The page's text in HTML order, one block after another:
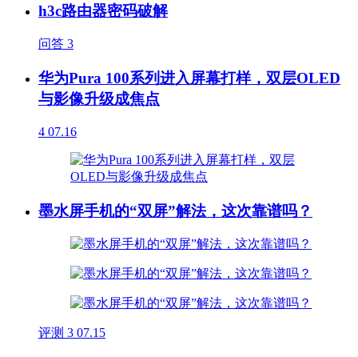
h3c路由器密码破解
问答 3
华为Pura 100系列进入屏幕打样，双层OLED
与影像升级成焦点
4 07.16
墨水屏手机的“双屏”解法，这次靠谱吗？
评测 3 07.15